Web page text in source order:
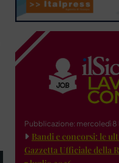
Pubblicazione: mercoledì
Bandi e concorsi: le
Gazzetta Ufficiale della